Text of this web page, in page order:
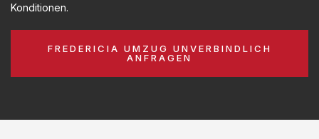
Konditionen.
FREDERICIA UMZUG UNVERBINDLICH
ANFRAGEN